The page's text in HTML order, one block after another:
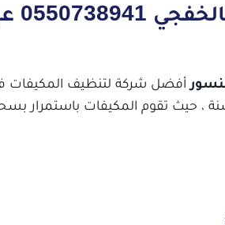
وخصومات
أفضل شركة لتنظيف المكيفات
، حيث تقوم المكيفات باستمرار